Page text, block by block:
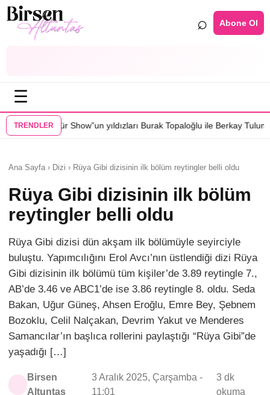
⌕ Abone Ol
☰
TRENDLER
yıldızları Burak Topaloğlu ile Berkay Tulumbacı “Ecünni” filminde
Ana Sayfa › Dizi › Rüya Gibi dizisinin ilk bölüm reytingler belli oldu
Rüya Gibi dizisinin ilk bölüm
reytingler belli oldu
Rüya Gibi dizisi dün akşam ilk bölümüyle seyirciyle
buluştu. Yapımcılığını Erol Avcı’nın üstlendiği dizi Rüya
Gibi dizisinin ilk bölümü tüm kişiler’de 3.89 reytingle 7.,
AB’de 3.46 ve ABC1’de ise 3.86 reytingle 8. oldu. Seda
Bakan, Uğur Güneş, Ahsen Eroğlu, Emre Bey, Şebnem
Bozoklu, Celil Nalçakan, Devrim Yakut ve Menderes
Samancılar’ın başlıca rollerini paylaştığı “Rüya Gibi”de
yaşadığı […]
Birsen
Altuntaş
3 Aralık 2025, Çarşamba -
11:01
3 dk
okuma